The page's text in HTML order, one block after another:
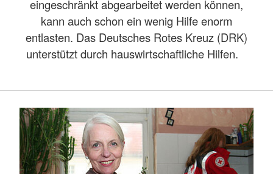
eingeschränkt abgearbeitet werden können,
kann auch schon ein wenig Hilfe enorm
entlasten. Das Deutsches Rotes Kreuz (DRK)
unterstützt durch hauswirtschaftliche Hilfen.